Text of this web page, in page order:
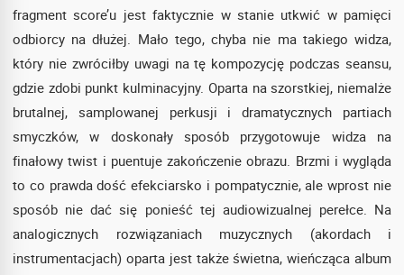
fragment score’u jest faktycznie w stanie utkwić w pamięci
odbiorcy na dłużej. Mało tego, chyba nie ma takiego widza,
który nie zwróciłby uwagi na tę kompozycję podczas seansu,
gdzie zdobi punkt kulminacyjny. Oparta na szorstkiej, niemalże
brutalnej, samplowanej perkusji i dramatycznych partiach
smyczków, w doskonały sposób przygotowuje widza na
finałowy twist i puentuje zakończenie obrazu. Brzmi i wygląda
to co prawda dość efekciarsko i pompatycznie, ale wprost nie
sposób nie dać się ponieść tej audiowizualnej perełce. Na
analogicznych rozwiązaniach muzycznych (akordach i
instrumentacjach) oparta jest także świetna, wieńcząca album